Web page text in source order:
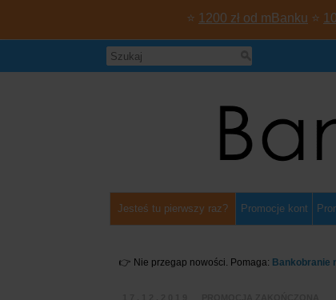
⭐ 1200 zł od mBanku ⭐
Jesteś tu pierwszy raz? Promocje kont
👉 Nie przegap nowości. Pomaga: Bankobranie